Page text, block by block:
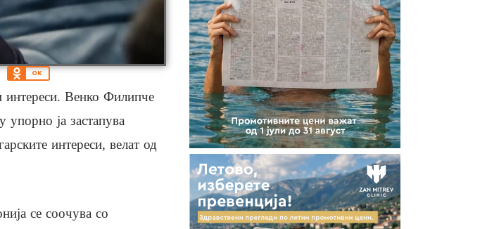
OK
интереси. Венко Филипче
упорно ја застапува
интереси, велат од
се соочува со